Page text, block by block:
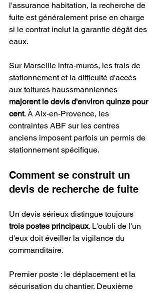
l'assurance habitation, la recherche de
fuite est généralement prise en charge
si le contrat inclut la garantie dégât des
eaux.
Sur Marseille intra-muros, les frais de
stationnement et la difficulté d'accès
aux toitures haussmanniennes
majorent le devis d'environ quinze pour
cent. À Aix-en-Provence, les
contraintes ABF sur les centres
anciens imposent parfois un permis de
stationnement spécifique.
Comment se construit un
devis de recherche de fuite
Un devis sérieux distingue toujours
trois postes principaux. L'oubli de l'un
d'eux doit éveiller la vigilance du
commanditaire.
Premier poste : le déplacement et la
sécurisation du chantier. Deuxième